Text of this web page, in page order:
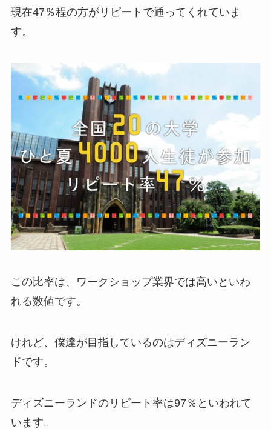
現在47％程の方がリピートで通ってくれていま
す。
この比率は、ワークショップ業界では高いといわ
れる数値です。
けれど、僕達が目指しているのはディズニーラン
ドです。
ディズニーランドのリピート率は97％といわれて
います。